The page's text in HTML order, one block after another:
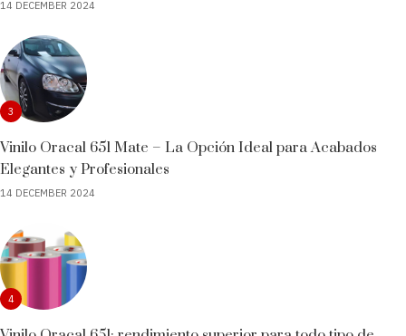
14 DECEMBER 2024
3
Vinilo Oracal 651 Mate – La Opción Ideal para Acabados
Elegantes y Profesionales
14 DECEMBER 2024
4